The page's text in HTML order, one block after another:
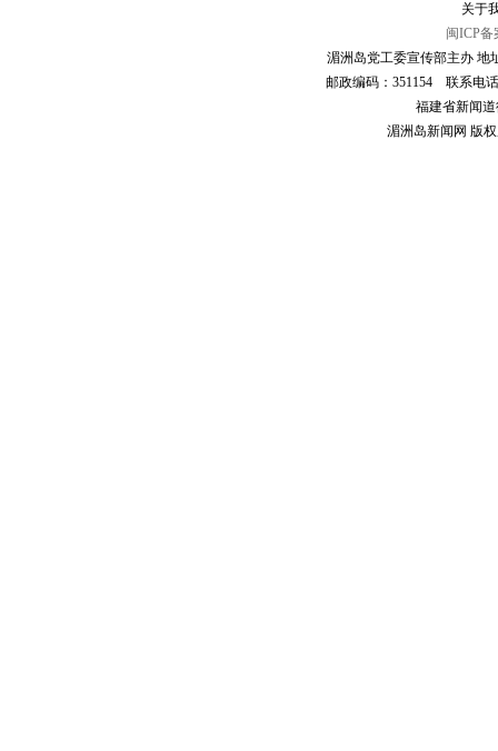
关于
闽ICP备
湄洲岛党工委宣传部主办 地
邮政编码：351154 联系电
福建省新闻道
湄洲岛新闻网 版